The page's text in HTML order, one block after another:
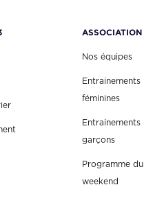
ASSOCIATION
Nos équipes
Entrainements
féminines
Entrainements
garçons
Programme du
weekend